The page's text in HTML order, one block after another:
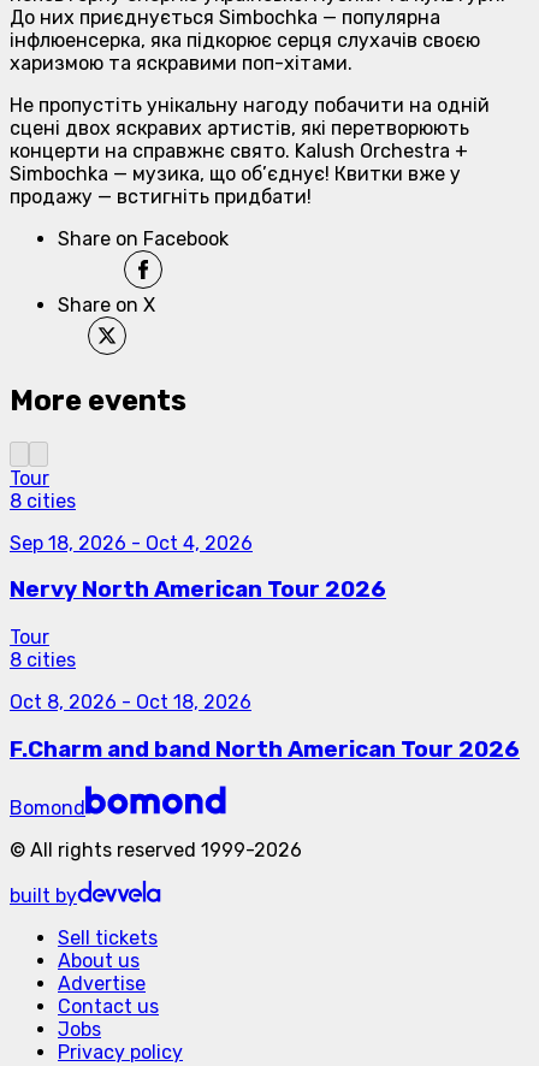
До них приєднується Simbochka — популярна
інфлюенсерка, яка підкорює серця слухачів своєю
харизмою та яскравими поп-хітами.
Не пропустіть унікальну нагоду побачити на одній
сцені двох яскравих артистів, які перетворюють
концерти на справжнє свято. Kalush Orchestra +
Simbochka — музика, що об’єднує! Квитки вже у
продажу — встигніть придбати!
Share on Facebook
Share on X
More events
Tour
8 cities
Sep 18, 2026 - Oct 4, 2026
Nervy North American Tour 2026
Tour
8 cities
Oct 8, 2026 - Oct 18, 2026
F.Charm and band North American Tour 2026
Bomond
© All rights reserved 1999-2026
built by
Sell tickets
About us
Advertise
Contact us
Jobs
Privacy policy